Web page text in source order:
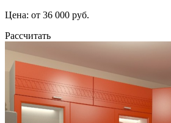
Цена: от 36 000 руб.
Рассчитать